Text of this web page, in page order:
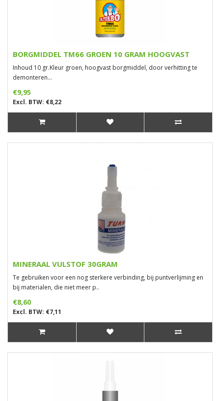
BORGMIDDEL TM66 GROEN 10 GRAM HOOGVAST
Inhoud 10 gr.Kleur groen, hoogvast borgmiddel, door verhitting te
demonteren...
€9,95
Excl. BTW: €8,22
MINERAAL VULSTOF 30GRAM
Te gebruiken voor een nog sterkere verbinding, bij puntverlijming en
bij materialen, die niet meer p..
€8,60
Excl. BTW: €7,11